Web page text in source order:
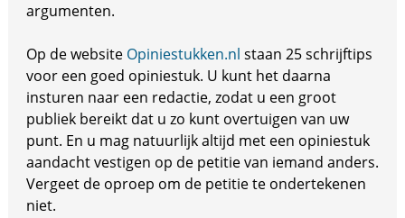
argumenten.
Op de website Opiniestukken.nl staan 25 schrijftips
voor een goed opiniestuk. U kunt het daarna
insturen naar een redactie, zodat u een groot
publiek bereikt dat u zo kunt overtuigen van uw
punt. En u mag natuurlijk altijd met een opiniestuk
aandacht vestigen op de petitie van iemand anders.
Vergeet de oproep om de petitie te ondertekenen
niet.